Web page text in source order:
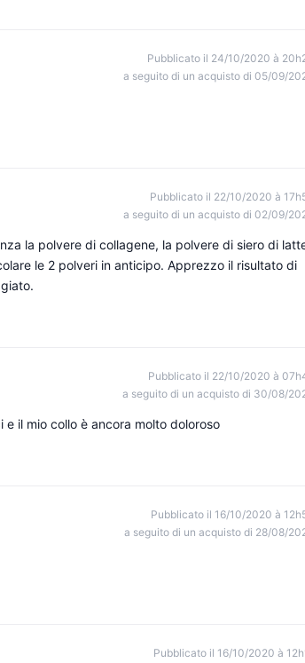
Pubblicato il 24/10/2020 à
a seguito di un acquisto di 05/09/
Pubblicato il 22/10/2020 à
a seguito di un acquisto di 02/09/
la polvere di collagene, la polvere di siero di
le 2 polveri in anticipo. Apprezzo il risultato di
Pubblicato il 22/10/2020 à
a seguito di un acquisto di 30/08/
il mio collo è ancora molto doloroso
Pubblicato il 16/10/2020 à
a seguito di un acquisto di 28/08/
Pubblicato il 16/10/2020 à